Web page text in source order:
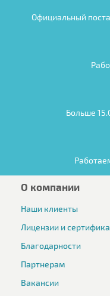
Официальный
Больше
О компании
Наши клиенты
Лицензии и
Благодарности
Партнерам
Вакансии